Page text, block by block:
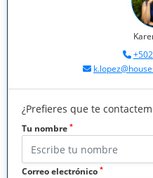
¿Prefieres que te
Tu nombre *
Correo electrónico *